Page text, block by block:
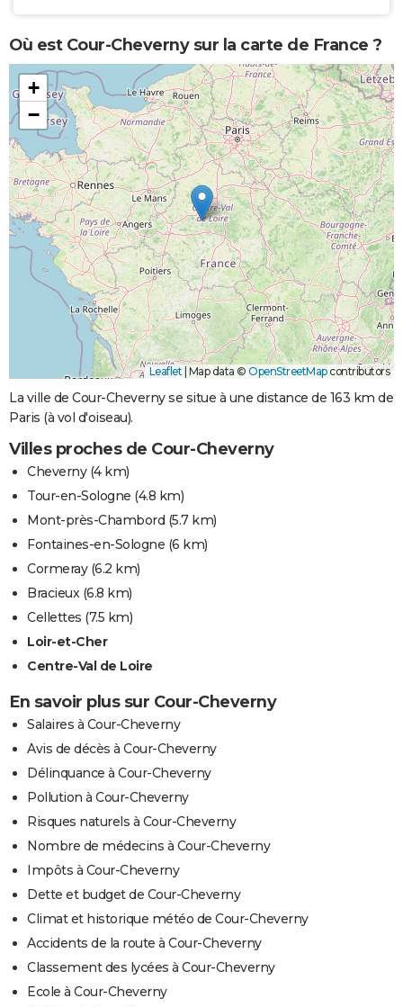
Où est Cour-Cheverny sur la carte de France ?
+
−
Leaflet Map data © OpenStreetMapcontributors
La ville de Cour-Cheverny se situe à une distance de 163 km de
Paris (à vol d'oiseau).
Villes proches de Cour-Cheverny
Cheverny(4 km)
Tour-en-Sologne (4.8 km)
Mont-près-Chambord (5.7 km)
Fontaines-en-Sologne (6 km)
Cormeray(6.2 km)
Bracieux(6.8 km)
Cellettes (7.5 km)
Loir-et-Cher
Centre-Val de Loire
En savoir plus sur Cour-Cheverny
Salaires à Cour-Cheverny
Avis de décès à Cour-Cheverny
Délinquance à Cour-Cheverny
Pollution à Cour-Cheverny
Risques naturels à Cour-Cheverny
Nombre de médecins à Cour-Cheverny
Impôts à Cour-Cheverny
Dette et budget de Cour-Cheverny
Climat et historique météo de Cour-Cheverny
Accidents de la route à Cour-Cheverny
Classement des lycées à Cour-Cheverny
Ecole à Cour-Cheverny